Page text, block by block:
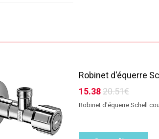
Robinet d'équerre
15.3820.51€
Robinet d'équerre Schell